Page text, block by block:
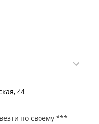
44
по своему ***